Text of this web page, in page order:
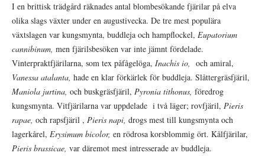
I en brittisk trädgård räknades antal blombesökande fjärilar på elva
olika slags växter under en augustivecka. De tre mest populära
växtslagen var kungsmynta, buddleja och hampflockel, Eupatorium
cannibinum, men fjärilsbesöken var inte jämnt fördelade.
Vinterpraktfjärilarna, som tex påfågelöga, Inachis io, och amiral,
Vanessa atalanta, hade en klar förkärlek för buddleja. Slåttergräsfjäril,
Maniola jurtina, och buskgräsfjäril, Pyronia tithonus, föredrog
kungsmynta. Vitfjärilarna var uppdelade i två läger; rovfjäril, Pieris
rapae, och rapsfjäril , Pieris napi, drogs mest till kungsmynta och
lagerkårel, Erysimum bicolor, en rödrosa korsblommig ört. Kålfjärilar,
Pieris brassicae, var däremot mest intresserade av buddleja.